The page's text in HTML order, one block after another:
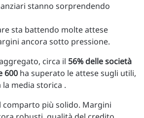
stanno sorprendendo
sta battendo molte attese
ancora sotto pressione.
circa il 56% delle società
600 ha superato le attese sugli utili,
media storica .
comparto più solido. Margini